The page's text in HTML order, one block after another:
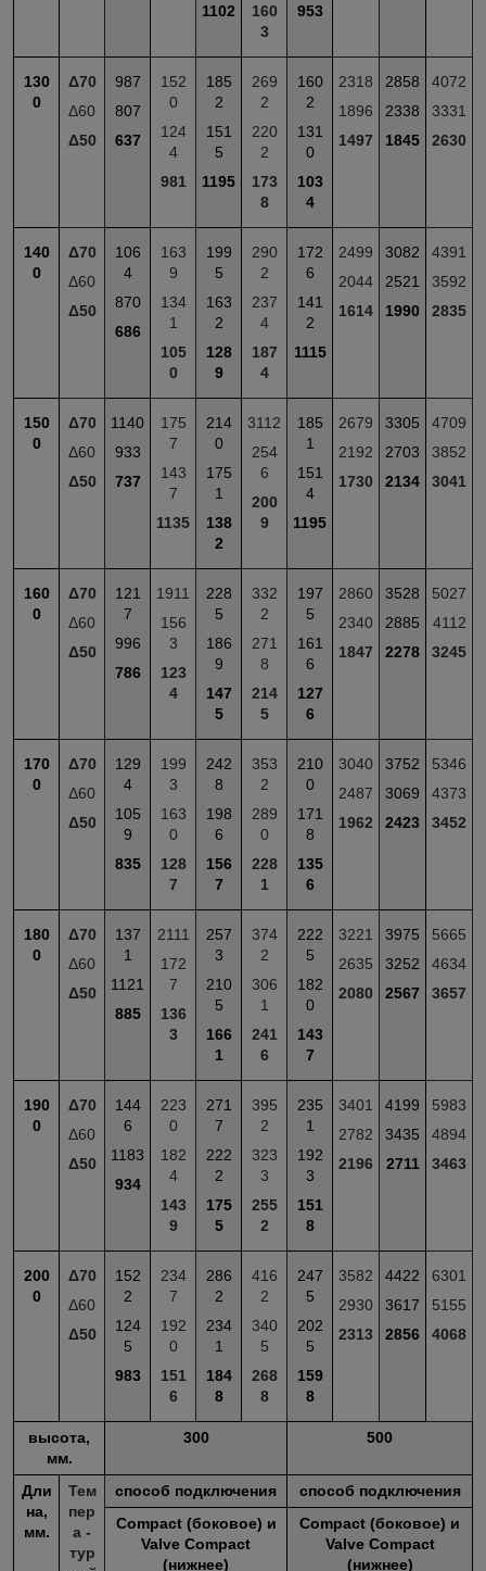
1102
160
3
953
130
0
Δ70
Δ60
Δ50
987
807
637
152
0
124
4
981
185
2
151
5
1195
269
2
220
2
173
8
160
2
131
0
103
4
2318
1896
1497
2858
2338
1845
4072
3331
2630
140
0
Δ70
Δ60
Δ50
106
4
870
686
163
9
134
1
105
0
199
5
163
2
128
9
290
2
237
4
187
4
172
6
141
2
1115
2499
2044
1614
3082
2521
1990
4391
3592
2835
150
0
Δ70
Δ60
Δ50
1140
933
737
175
7
143
7
1135
214
0
175
1
138
2
3112
254
6
200
9
185
1
151
4
1195
2679
2192
1730
3305
2703
2134
4709
3852
3041
160
0
Δ70
Δ60
Δ50
121
7
996
786
1911
156
3
123
4
228
5
186
9
147
5
332
2
271
8
214
5
197
5
161
6
127
6
2860
2340
1847
3528
2885
2278
5027
4112
3245
170
0
Δ70
Δ60
Δ50
129
4
105
9
835
199
3
163
0
128
7
242
8
198
6
156
7
353
2
289
0
228
1
210
0
171
8
135
6
3040
2487
1962
3752
3069
2423
5346
4373
3452
180
0
Δ70
Δ60
Δ50
137
1
1121
885
2111
172
7
136
3
257
3
210
5
166
1
374
2
306
1
241
6
222
5
182
0
143
7
3221
2635
2080
3975
3252
2567
5665
4634
3657
190
0
Δ70
Δ60
Δ50
144
6
1183
934
223
0
182
4
143
9
271
7
222
2
175
5
395
2
323
3
255
2
235
1
192
3
151
8
3401
2782
2196
4199
3435
2711
5983
4894
3463
200
0
Δ70
Δ60
Δ50
152
2
124
5
983
234
7
192
0
151
6
286
2
234
1
184
8
416
2
340
5
268
8
247
5
202
5
159
8
3582
2930
2313
4422
3617
2856
6301
5155
4068
высота,
мм.
300 500
Дли
на,
мм.
Тем
пер
а -
тур
способ подключения
способ подключения
Compact (боковое) и
Valve Compact
(нижнее)
Compact (боковое) и
Valve Compact
(нижнее)